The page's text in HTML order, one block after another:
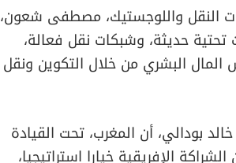
النقل واللوجستيك، مصطفى شعون،
تحتية حديثة، وشبكات نقل فعالة،
البشري من خلال التكوين ونقل
بودالي، أن المغرب، تحت القيادة
الإفريقية خيارا استراتيجيا،